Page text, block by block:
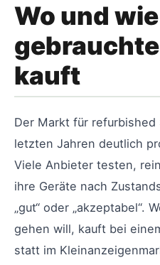
Wo und
kauft
Der Markt für
letzten Jahren deutlich
Viele Anbieter testen,
ihre Geräte nach
„gut“ oder „akzeptabel“.
gehen will, kauft bei
statt im